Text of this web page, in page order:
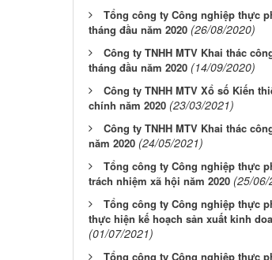
Tổng công ty Công nghiệp thực
tháng đầu năm 2020 (26/08/2020)
Công ty TNHH MTV Khai thác
tháng đầu năm 2020 (14/09/2020)
Công ty TNHH MTV Xổ số Kiến
chính năm 2020 (23/03/2021)
Công ty TNHH MTV Khai thác
năm 2020 (24/05/2021)
Tổng công ty Công nghiệp thực
trách nhiệm xã hội năm 2020 (25/06/
Tổng công ty Công nghiệp thực
thực hiện kế hoạch sản xuất kinh
(01/07/2021)
Tổng công ty Công nghiệp thực